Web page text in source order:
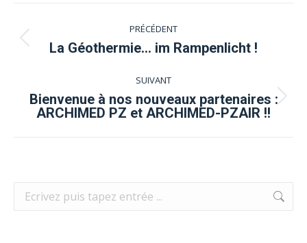
Navigation
article
PRÉCÉDENT
Article
:
La Géothermie… im Rampenlicht !
SUIVANT
Article
suivant
Bienvenue à nos nouveaux partenaires :
ARCHIMED PZ et ARCHIMED-PZAIR !!
Recherche
: